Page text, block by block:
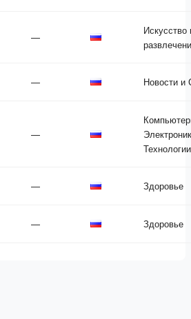
—
Искусство
— Новости
—
Технологии
— Здоровье
— Здоровье